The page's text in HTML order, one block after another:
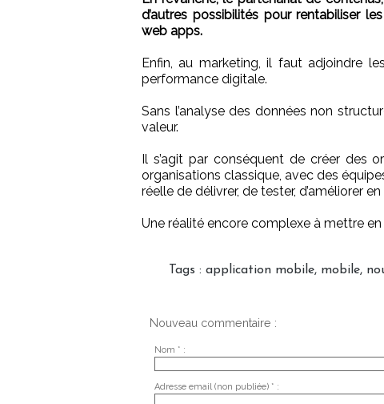
d’autres possibilités pour rentabiliser
web apps.
Enfin, au marketing, il faut adjoindre les
performance digitale.
Sans l’analyse des données non
valeur.
Il s’agit par conséquent de créer des
organisations classique, avec des
réelle de délivrer, de tester, d’améliorer
Une réalité encore complexe à mettre
Tags : application mobile, mobile,
Nouveau commentaire :
Nom * :
Adresse email (non publiée) * :